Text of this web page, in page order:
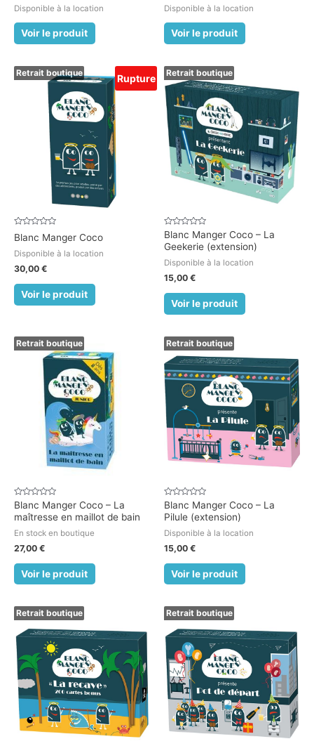
5
Disponible à la location
Voir le produit
5
Disponible à la location
Voir le produit
Retrait boutique Rupture
Note
0
5
Blanc Manger Coco
Disponible à la location
30,00 €
Voir le produit
Retrait boutique
Note
0
sur
Blanc Manger Coco – La
Geekerie (extension)
Disponible à la location
15,00 €
Voir le produit
Retrait boutique
Note
0
sur
Blanc Manger Coco – La
maîtresse en maillot de bain
En stock en boutique
27,00 €
Voir le produit
Retrait boutique
Note
0
sur
Blanc Manger Coco – La
Pilule (extension)
Disponible à la location
15,00 €
Voir le produit
Retrait boutique Retrait boutique